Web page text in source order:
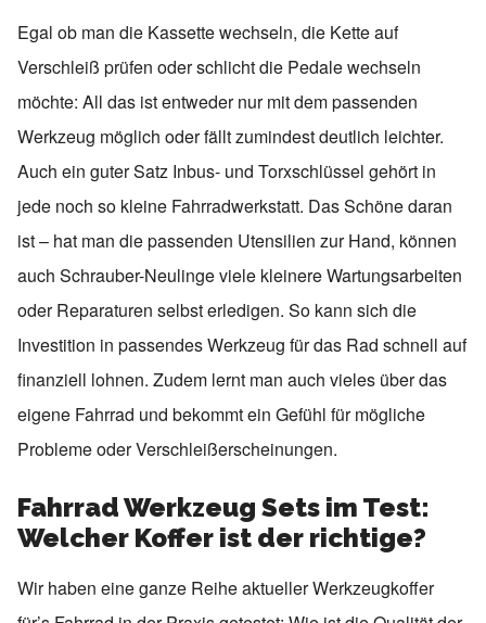
Egal ob man die Kassette wechseln, die Kette auf
Verschleiß prüfen oder schlicht die Pedale wechseln
möchte: All das ist entweder nur mit dem passenden
Werkzeug möglich oder fällt zumindest deutlich leichter.
Auch ein guter Satz Inbus- und Torxschlüssel gehört in
jede noch so kleine Fahrradwerkstatt. Das Schöne daran
ist – hat man die passenden Utensilien zur Hand, können
auch Schrauber-Neulinge viele kleinere Wartungsarbeiten
oder Reparaturen selbst erledigen. So kann sich die
Investition in passendes Werkzeug für das Rad schnell auf
finanziell lohnen. Zudem lernt man auch vieles über das
eigene Fahrrad und bekommt ein Gefühl für mögliche
Probleme oder Verschleißerscheinungen.
Fahrrad Werkzeug Sets im Test:
Welcher Koffer ist der richtige?
Wir haben eine ganze Reihe aktueller Werkzeugkoffer